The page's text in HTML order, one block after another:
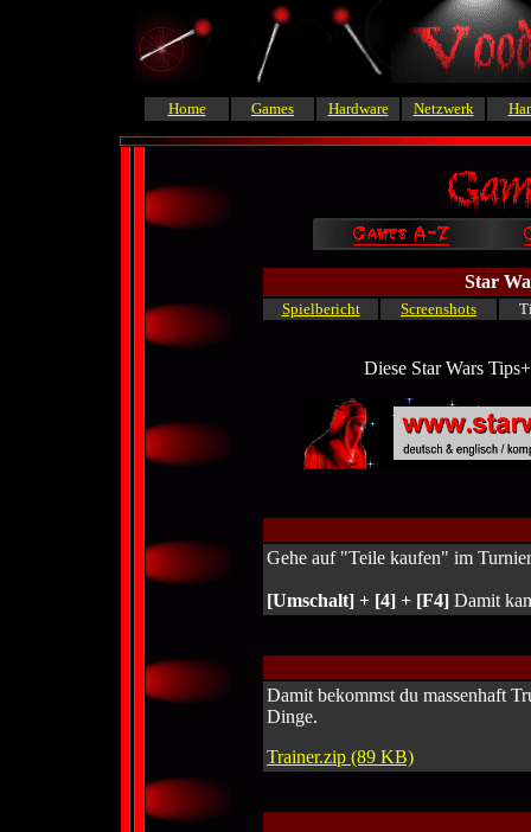
Home Games Hardware Netzwerk
Star
Spielbericht Screenshots
Diese Star Wars
Gehe auf "Teile kaufen" im
[Umschalt] + [4] + [F4] Damit
Damit bekommst du massenhaft
Dinge.
Trainer.zip (89 KB)